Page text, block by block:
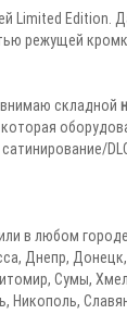
Limited Edition.
режущей
складной
в любом
Днепр,
Сумы,
Никополь,